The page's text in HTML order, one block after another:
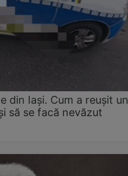
din Iași. Cum a reușit un
să se facă nevăzut